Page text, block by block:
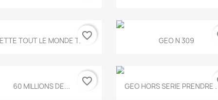
Aperçu rapide
TOUT LE MONDE T.546
favorite_border Aperçu rapide
GEO N 309
Aperçu rapide
60 MILLIONS DE... favorite_border Aperçu rapide
GEO HORS SERIE PRENDRE